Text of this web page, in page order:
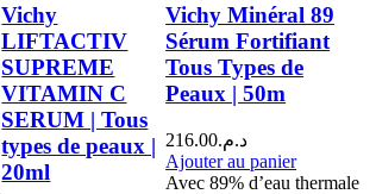
Vichy
LIFTACTIV
SUPREME
VITAMIN C
SERUM | Tous
types de peaux |
20ml
Vichy Minéral 89
Sérum Fortifiant
Tous Types de
Peaux | 50m
د.م.216.00
Ajouter au panier
Avec 89% d’eau thermale